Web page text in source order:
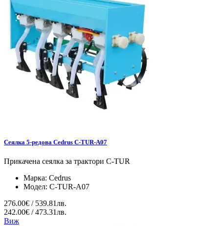
Сеялка 5-редова Cedrus C-TUR-A07
Прикачена сеялка за трактори C-TUR
Марка: Cedrus
Модел: C-TUR-A07
276.00€ / 539.81лв.
242.00€ / 473.31лв.
Виж